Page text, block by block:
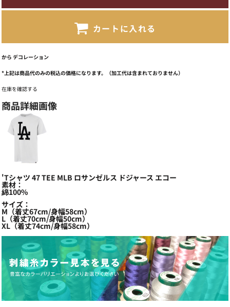
カートに入れる
から デコレーション
*上記は商品代のみの税込の価格になります。（加工代は含まれておりません）
在庫を確認する
商品詳細画像
'Tシャツ 47 TEE MLB ロサンゼルス ドジャース エコー
素材：
綿100%
サイズ：
M（着丈67cm/身幅58cm）
L（着丈70cm/身幅50cm）
XL（着丈74cm/身幅58cm）